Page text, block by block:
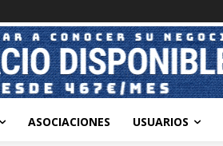
ASOCIACIONES USUARIOS